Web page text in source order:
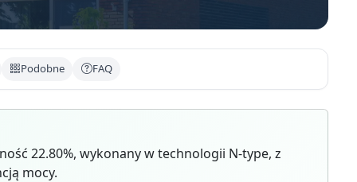
Podobne FAQ
22.80%, wykonany w technologii N-type, z
mocy.